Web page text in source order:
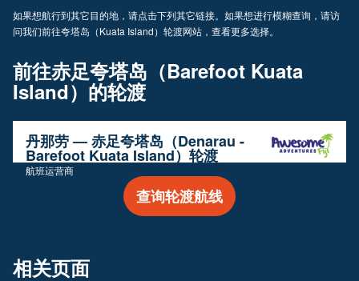
如果想航行到其它目的地，请点击下列其它链接。如果想进行模糊查询，请访
问我们前往夸塔岛（Kuata Island）轮渡网站，查看更多选择。
前往赤足夸塔岛（Barefoot Kuata
Island）的轮渡
丹那劳 — 赤足夸塔岛（Denarau -
Barefoot Kuata Island）轮渡
航班运营商
Awesome Adventures Fiji
查询轮渡航线
相关页面